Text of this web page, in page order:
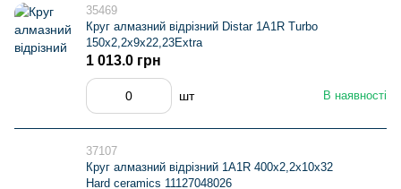
35469
Круг алмазний вiдрiзний Distar 1A1R Turbo
150x2,2x9x22,23Extra
В наявності
1 013.0 грн
шт
37107
Круг алмазний вiдрiзний 1A1R 400x2,2x10x32
Hard ceramics 11127048026